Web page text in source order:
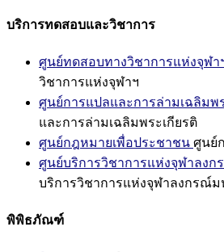
บริการทดสอบและวิชาการ
ศูนย์ทดสอบทางวิชาการแห่งจุฬา
วิชาการแห่งจุฬาฯ
ศูนย์การแปลและการล่ามเฉลิมพ
และการล่ามเฉลิมพระเกียรติ
ศูนย์กฎหมายเพื่อประชาชน ศูนย์
ศูนย์บริการวิชาการแห่งจุฬาลงก
บริการวิชาการแห่งจุฬาลงกรณ์ม
พิพิธภัณฑ์